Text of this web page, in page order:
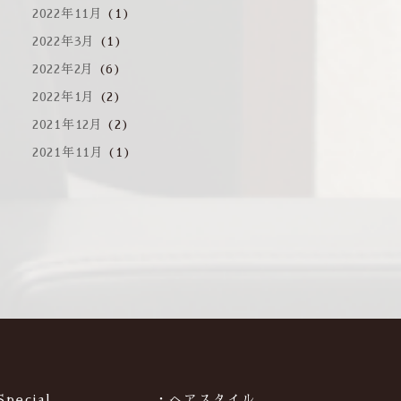
2022年11月 (1)
2022年3月 (1)
2022年2月 (6)
2022年1月 (2)
2021年12月 (2)
2021年11月 (1)